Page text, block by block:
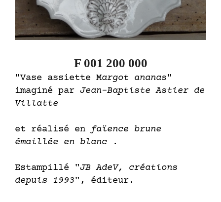
F 001 200 000
"Vase assiette Margot ananas"
imaginé par Jean-Baptiste Astier de
Villatte
et réalisé en faïence brune
émaillée en blanc
.
Estampillé "JB AdeV, créations
depuis 1993", éditeur.